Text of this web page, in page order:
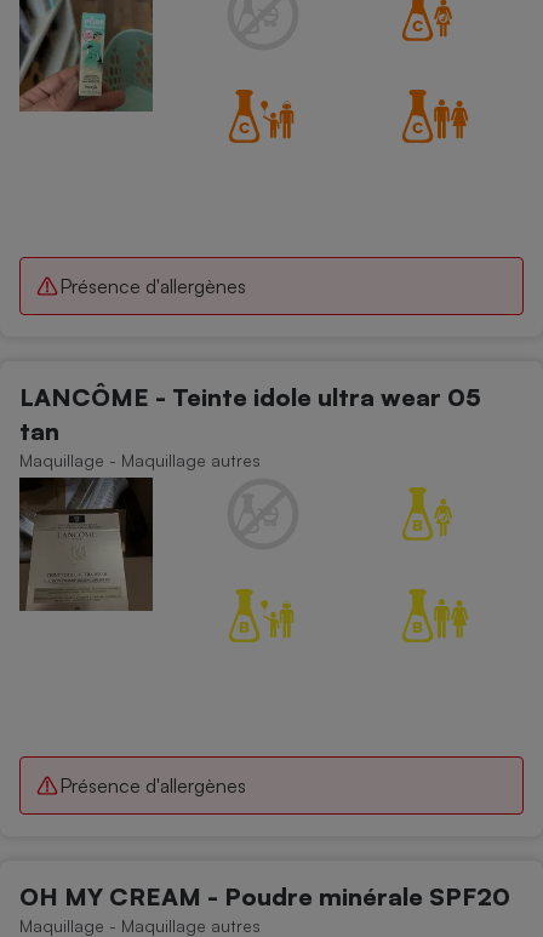
Présence d'allergènes
LANCÔME - Teinte idole ultra wear 05
tan
Maquillage - Maquillage autres
Présence d'allergènes
OH MY CREAM - Poudre minérale SPF20
Maquillage - Maquillage autres